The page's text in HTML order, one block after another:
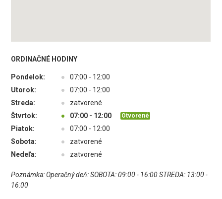
ORDINAČNÉ HODINY
Pondelok: ●
07:00 - 12:00
Utorok:
●
07:00 - 12:00
Streda:
●
zatvorené
Štvrtok:
● 07:00 - 12:00 Otvorené
Piatok: ●
07:00 - 12:00
Sobota:
●
zatvorené
Nedeľa:
● zatvorené
Poznámka: Operačný deň: SOBOTA: 09:00 - 16:00 STREDA: 13:00 -
16:00